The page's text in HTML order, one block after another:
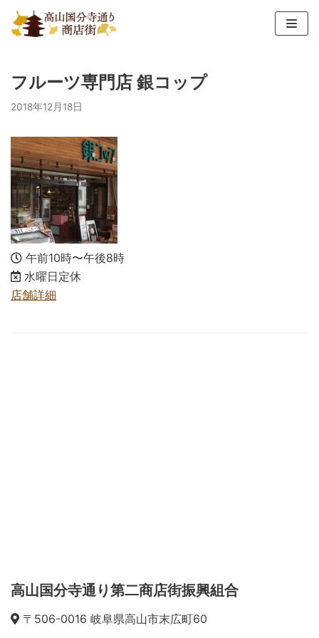
コ
ン
ツ
へ
キ
ッ
プ
フルーツ専門店 銀コップ
2018年12月18日
午前10時〜午後8時
水曜日定休
店舗詳細
高山国分寺通り第二商店街振興組合
〒506-0016 岐阜県高山市末広町60